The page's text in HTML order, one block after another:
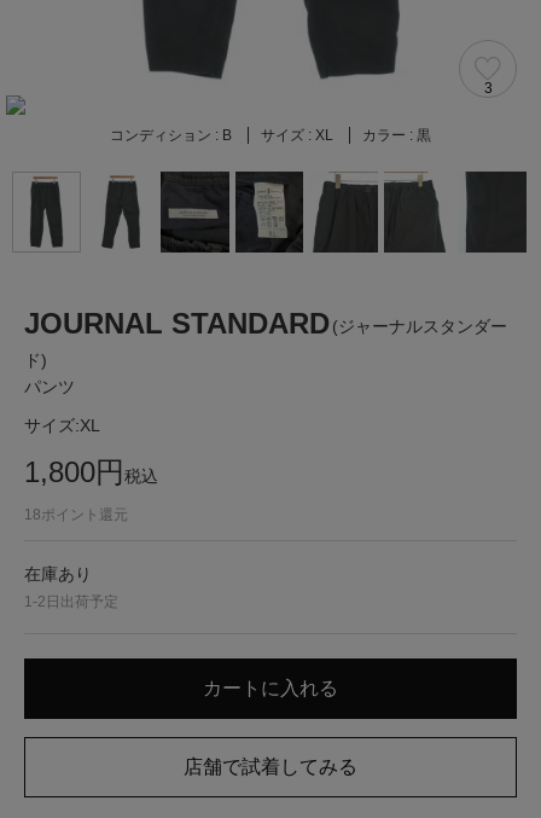
3
コンディション : B サイズ : XL カラー : 黒
JOURNAL STANDARD(ジャーナルスタンダー
ド)
パンツ
サイズ:XL
1,800円 税込
18ポイント還元
在庫あり
1-2日出荷予定